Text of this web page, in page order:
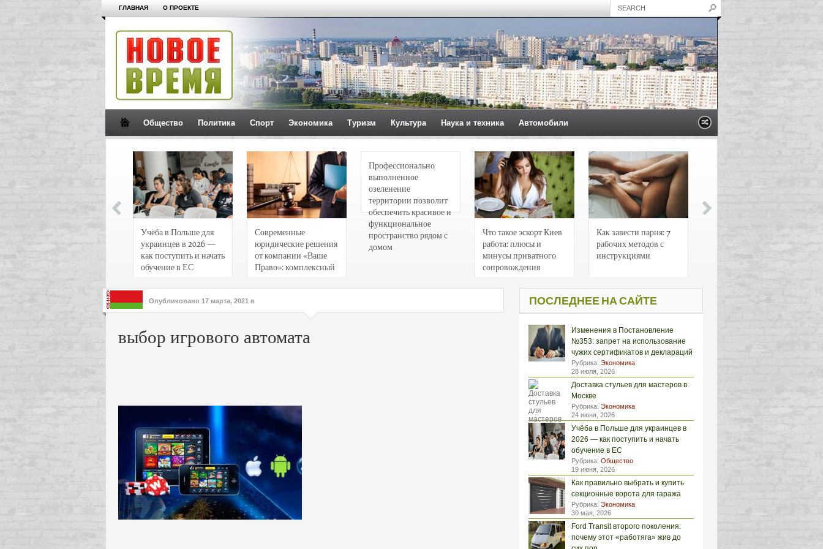
ГЛАВНАЯ О ПРОЕКТЕ
Общество Политика Спорт Экономика Туризм Культура Наука и техника Автомобили
Учёба в Польше для
украинцев в 2026 —
как поступить и начать
обучение в ЕС
Современные
юридические решения
от компании «Ваше
Право»: комплексный
интересов клиентов
Профессионально
выполненное
озеленение
территории позволит
обеспечить красивое и
функциональное
пространство рядом с
домом
Что такое эскорт Киев
работа: плюсы и
минусы приватного
сопровождения
Как завести парня: 7
рабочих методов с
инструкциями
Опубликовано 17 марта, 2021 в
выбор игрового автомата
ПОСЛЕДНЕЕ НА САЙТЕ
Изменения в Постановление
№353: запрет на использование
чужих сертификатов и деклараций
Рубрика: Экономика
28 июля, 2026
Доставка стульев для мастеров в
Москве
Рубрика: Экономика
24 июня, 2026
Учёба в Польше для украинцев в
2026 — как поступить и начать
обучение в ЕС
Рубрика: Общество
19 июня, 2026
Как правильно выбрать и купить
секционные ворота для гаража
Рубрика: Экономика
30 мая, 2026
Ford Transit второго поколения:
почему этот «работяга» жив до